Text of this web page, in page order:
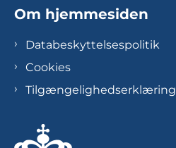
Om hjemmesiden
Databeskyttelsespolitik
Cookies
Tilgængelighedserklæring